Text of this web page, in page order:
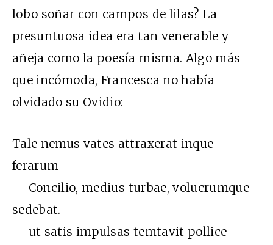
lobo soñar con campos de lilas? La
presuntuosa idea era tan venerable y
añeja como la poesía misma. Algo más
que incómoda, Francesca no había
olvidado su Ovidio:
Tale nemus vates attraxerat inque
ferarum
Concilio, medius turbae, volucrumque
sedebat.
ut satis impulsas temtavit pollice